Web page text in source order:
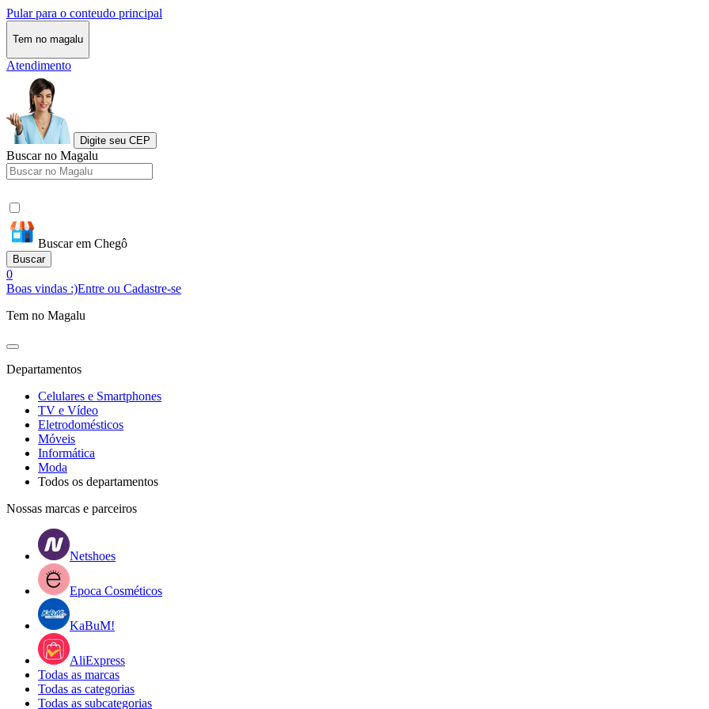
Pular para o conteudo principal
Tem no magalu
Atendimento
Digite seu CEP
Buscar no Magalu
Buscar em Chegô
Buscar
0
Boas vindas :)Entre ou Cadastre-se
Tem no Magalu
Departamentos
Celulares e Smartphones
TV e Vídeo
Eletrodomésticos
Móveis
Informática
Moda
Todos os departamentos
Nossas marcas e parceiros
Netshoes
Epoca Cosméticos
KaBuM!
AliExpress
Todas as marcas
Todas as categorias
Todas as subcategorias